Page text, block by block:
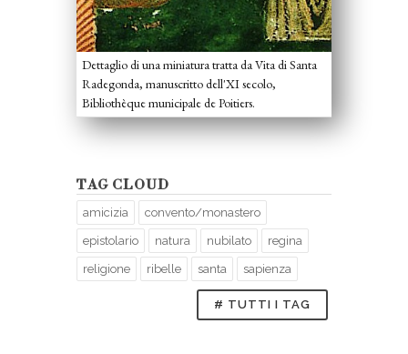
Dettaglio di una miniatura tratta da Vita di Santa
Radegonda, manuscritto dell'XI secolo,
Bibliothèque municipale de Poitiers.
TAG CLOUD
amicizia convento/monastero
epistolario natura nubilato regina
religione ribelle santa sapienza
# TUTTI I TAG